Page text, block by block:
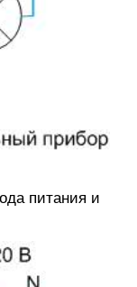
питания и